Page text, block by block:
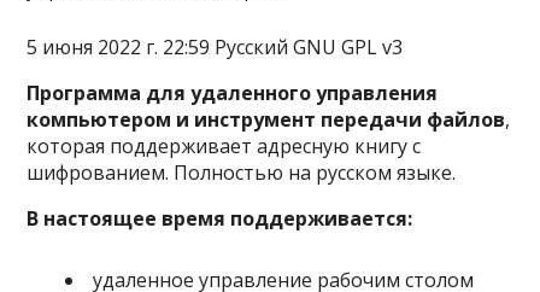
5 июня 2022 г. 22:59 Русский GNU GPL v3
Программа для удаленного управления
компьютером и инструмент передачи файлов,
которая поддерживает адресную книгу с
шифрованием. Полностью на русском языке.
В настоящее время поддерживается:
удаленное управление рабочим столом